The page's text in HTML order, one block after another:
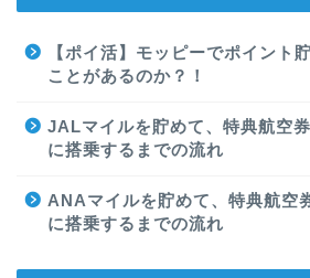
【ポイ活】モッピーでポイント
ことがあるのか？！
JALマイルを貯めて、特典航空
に搭乗するまでの流れ
ANAマイルを貯めて、特典航空
に搭乗するまでの流れ